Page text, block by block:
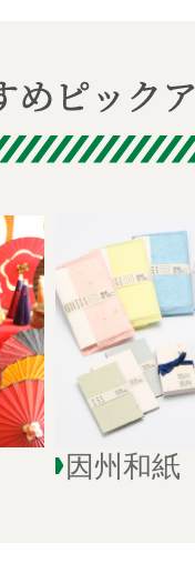
因州和紙